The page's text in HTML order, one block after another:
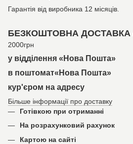
Гарантія від виробника 12 місяців.
БЕЗКОШТОВНА ДОСТАВКА
2000грн
у відділення «Нова Пошта»
в поштомат«Нова Пошта»
кур'єром на адресу
Більше інформації про доставку
Готівкою при отриманні
На розрахунковий рахунок
Картою на сайті